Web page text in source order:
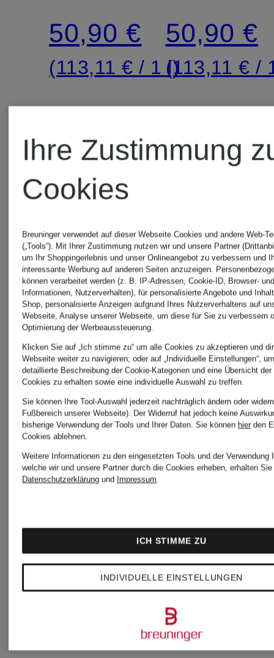
50,90 €
(113,11 € / 1 l)
50,90 €
(113,11 € /
Zertifiziert
RITUALS
SUEDE
VANILLA
Raumduft
50,90 €
(113,11 € / 1 l)
Zertifiziert
RITUALS
ROYAL
TEA
50,90 €
(113,11 € /
Ihre Zustimmung
Cookies
Breuninger verwendet auf dieser Webseite Cookies und andere Web-
(„Tools“). Mit Ihrer Zustimmung nutzen wir und unsere Partner
um Ihr Shoppingerlebnis und unser Onlineangebot zu verbessern und
interessante Werbung auf anderen Seiten anzuzeigen.
können verarbeitet werden (z. B. IP-Adressen, Cookie-ID, Browser-
Informationen, Nutzerverhalten), für personalisierte Angebote und
Shop, personalisierte Anzeigen aufgrund Ihres Nutzerverhaltens auf
Webseite, Analyse unserer Webseite, um diese für Sie zu verbessern
Optimierung der Werbeaussteuerung.
Klicken Sie auf „Ich stimme zu“ um alle Cookies zu akzeptieren und
Webseite weiter zu navigieren; oder auf „Individuelle Einstellungen“,
detaillierte Beschreibung der Cookie-Kategorien und eine Übersicht
Cookies zu erhalten sowie eine individuelle Auswahl zu treffen.
Sie können Ihre Tool-Auswahl jederzeit nachträglich ändern oder
Fußbereich unserer Webseite). Der Widerruf hat jedoch keine
bisherige Verwendung der Tools und Ihrer Daten. Sie können hier den
Cookies ablehnen.
Weitere Informationen zu den eingesetzten Tools und der Verwendung
welche wir und unsere Partner durch die Cookies erheben, erhalten
Datenschutzerklärung und Impressum.
INDIVIDUELLE EINSTELLUNGEN
ICH STIMME ZU